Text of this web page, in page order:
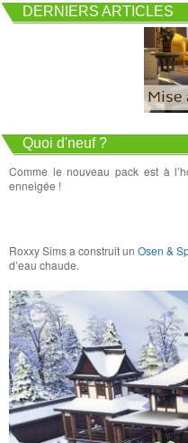
DERNIERS ARTICLES
Quoi d'neuf ?
Comme le nouveau pack est à
enneigée !
Roxxy Sims a construit unOsen &
d’eau chaude.